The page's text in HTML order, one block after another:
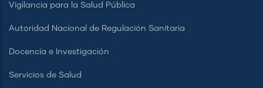
Vigilancia para la Salud Pública
Autoridad Nacional de Regulación Sanitaria
Docencia e Investigación
Servicios de Salud